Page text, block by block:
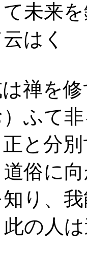
未来
はく
は禅を
ふて
と分
俗に
り、
の人